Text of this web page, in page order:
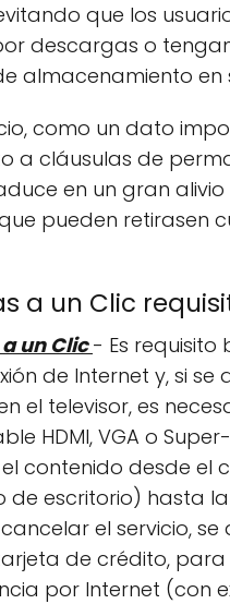
que los
descargas o
almacenamiento en
como un dato
a cláusulas de
en un gran
pueden retirasen
a un Clic
un Clic - Es requisito
de Internet y, si se
el televisor, es
HDMI, VGA o
contenido desde el
de escritorio) hasta
el servicio,
de crédito,
por Internet (con